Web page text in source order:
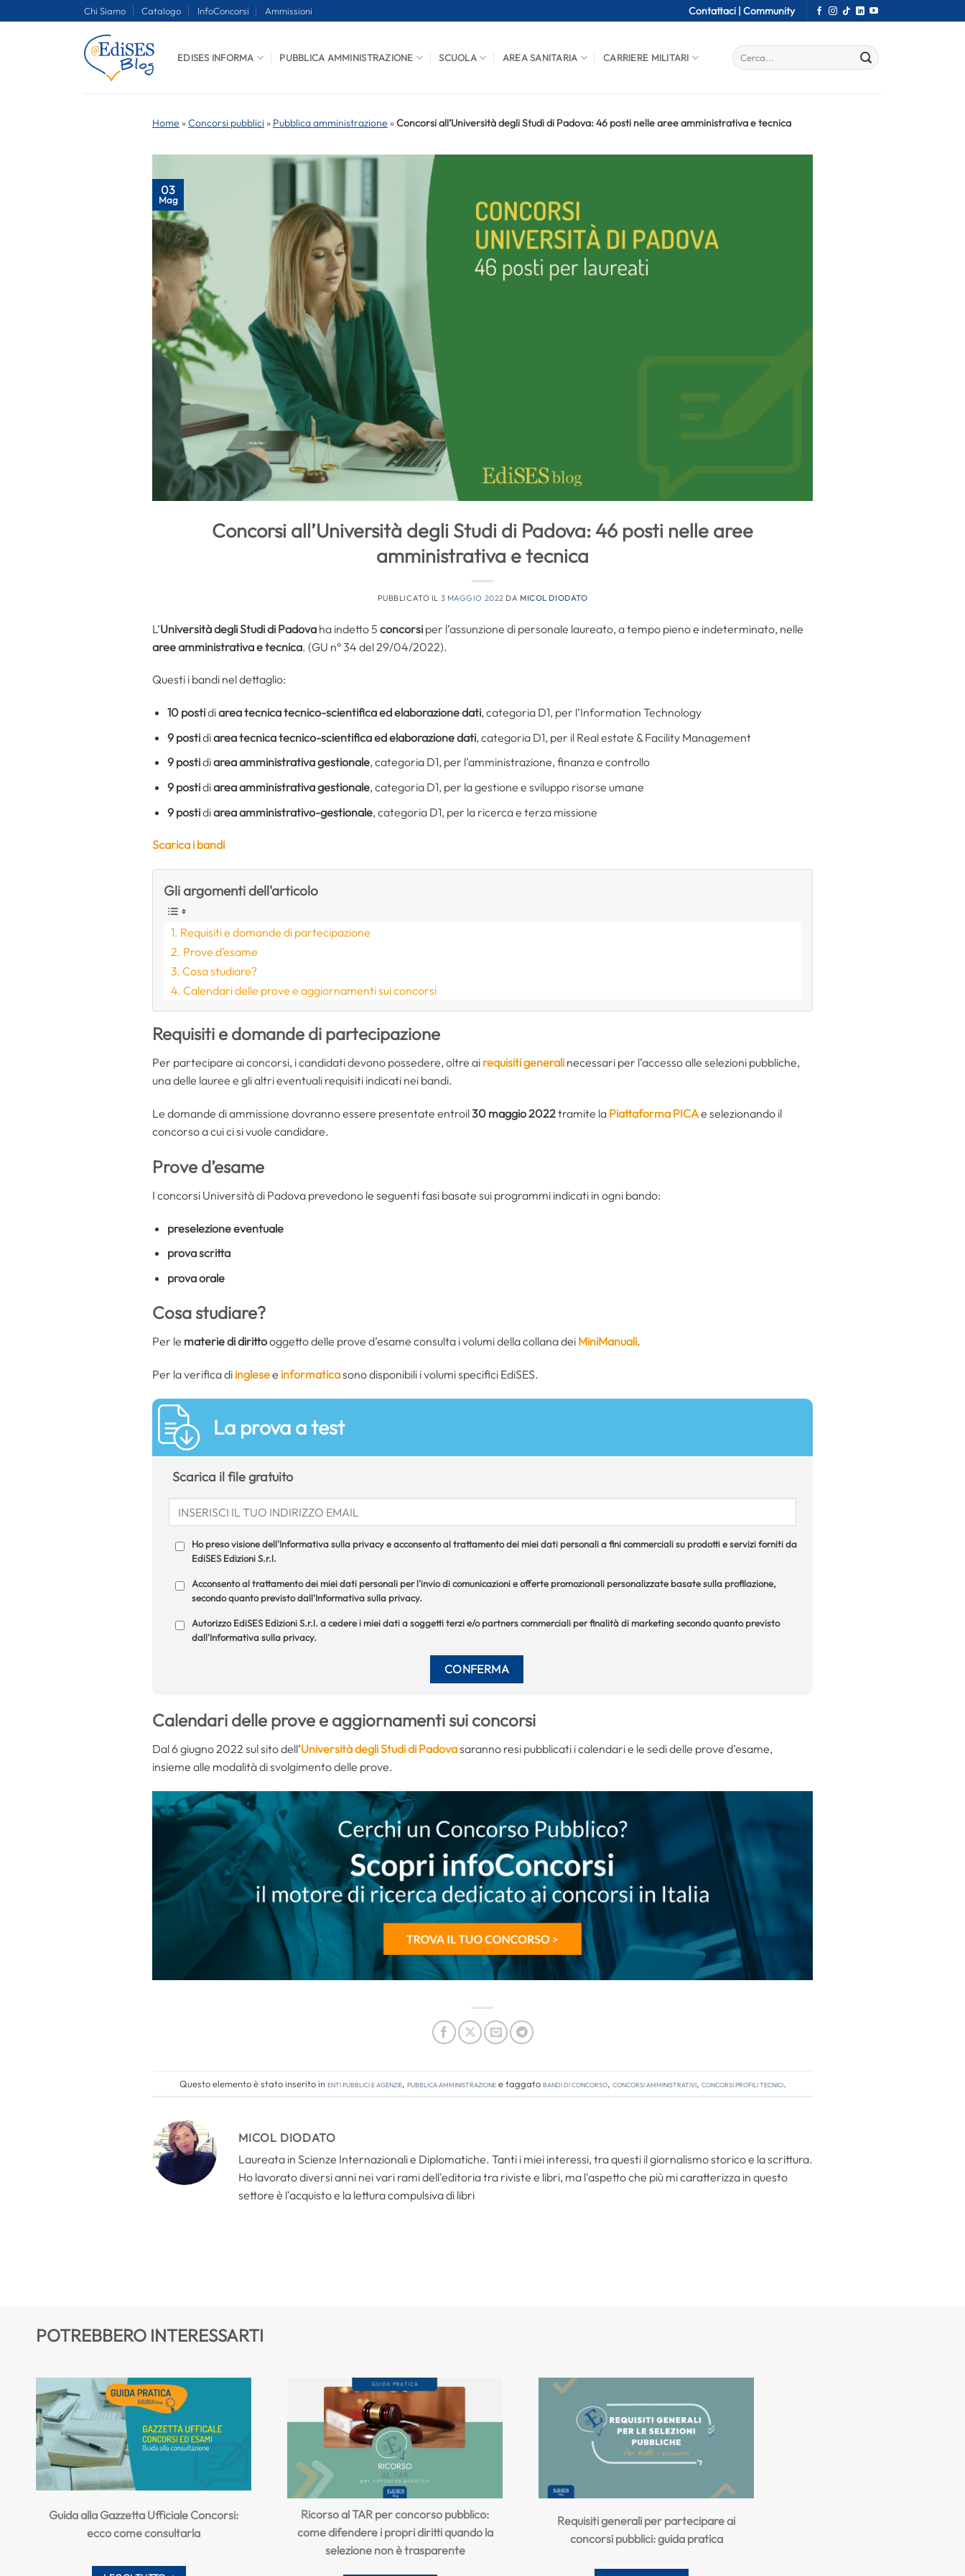
Chi Siamo Catalogo InfoConcorsi Ammissioni Contattaci | Community
EDISES INFORMA PUBBLICA AMMINISTRAZIONE SCUOLA AREA SANITARIA CARRIERE MILITARI
Home »Concorsi pubblici » Pubblica amministrazione »Concorsi all’Università degli Studi di Padova: 46 posti nelle aree amministrativa e tecnica
03
Mag
Concorsi all’Università degli Studi di Padova: 46 posti nelle aree
amministrativa e tecnica
PUBBLICATO IL 3 MAGGIO 2022 DA MICOL DIODATO
L’Università degli Studi di Padova ha indetto 5 concorsi per l’assunzione di personale laureato, a tempo pieno e indeterminato, nelle
aree amministrativa e tecnica. (GU n° 34 del 29/04/2022).
Questi i bandi nel dettaglio:
10 postidiarea tecnica tecnico-scientifica ed elaborazione dati, categoria D1, per l’Information Technology
9 postidiarea tecnica tecnico-scientifica ed elaborazione dati, categoria D1, per il Real estate & Facility Management
9 postidiarea amministrativa gestionale, categoria D1, per l’amministrazione, finanza e controllo
9 postidiarea amministrativa gestionale, categoria D1, per la gestione e sviluppo risorse umane
9 postidiarea amministrativo-gestionale, categoria D1, per la ricerca e terza missione
Scarica i bandi
Gli argomenti dell'articolo
Requisiti e domande di partecipazione
Prove d’esame
Cosa studiare?
Calendari delle prove e aggiornamenti sui concorsi
Requisiti e domande di partecipazione
Per partecipare ai concorsi, i candidati devono possedere, oltre ai requisiti generali necessari per l’accesso alle selezioni pubbliche,
una delle lauree e gli altri eventuali requisiti indicati nei bandi.
Le domande di ammissione dovranno essere presentate entroil30 maggio 2022tramite la Piattaforma PICAe selezionando il
concorso a cui ci si vuole candidare.
Prove d’esame
I concorsi Università di Padova prevedono le seguenti fasi basate sui programmi indicati in ogni bando:
preselezione eventuale
prova scritta
prova orale
Cosa studiare?
Per le materie di dirittooggetto delle prove d’esame consulta i volumi della collana dei MiniManuali.
Per la verifica di inglesee informaticasono disponibili i volumi specifici EdiSES.
La prova a test
Scarica il file gratuito
Ho preso visione dell'Informativa sulla privacy e acconsento al trattamento dei miei dati personali a fini commerciali su prodotti e servizi forniti da
EdiSES Edizioni S.r.l.
Acconsento al trattamento dei miei dati personali per l'invio di comunicazioni e offerte promozionali personalizzate basate sulla profilazione,
secondo quanto previsto dall'Informativa sulla privacy.
Autorizzo EdiSES Edizioni S.r.l. a cedere i miei dati a soggetti terzi e/o partners commerciali per finalità di marketing secondo quanto previsto
dall'Informativa sulla privacy.
Calendari delle prove e aggiornamenti sui concorsi
Dal 6 giugno 2022 sul sito dell’Università degli Studi di Padovasaranno resi pubblicati i calendari e le sedi delle prove d’esame,
insieme alle modalità di svolgimento delle prove.
Questo elemento è stato inserito inEnti pubblici e agenzie, Pubblica amministrazionee taggatobandi di concorso, concorsi amministrativi, concorsi profili tecnici.
MICOL DIODATO
Laureata in Scienze Internazionali e Diplomatiche. Tanti i miei interessi, tra questi il giornalismo storico e la scrittura.
Ho lavorato diversi anni nei vari rami dell'editoria tra riviste e libri, ma l'aspetto che più mi caratterizza in questo
settore è l'acquisto e la lettura compulsiva di libri
POTREBBERO INTERESSARTI
Guida alla Gazzetta Ufficiale Concorsi:
ecco come consultarla
Ricorso al TAR per concorso pubblico:
come difendere i propri diritti quando la
selezione non è trasparente
Requisiti generali per partecipare ai
concorsi pubblici: guida pratica